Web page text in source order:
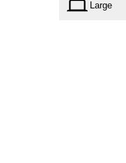
Large